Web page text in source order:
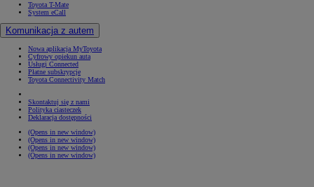
Toyota T-Mate
System eCall
Komunikacja z autem
Nowa aplikacja MyToyota
Cyfrowy opiekun auta
Usługi Connected
Płatne subskrypcje
Toyota Connectivity Match
Skontaktuj się z nami
Polityka ciasteczek
Deklaracja dostępności
(Opens in new window)
(Opens in new window)
(Opens in new window)
(Opens in new window)